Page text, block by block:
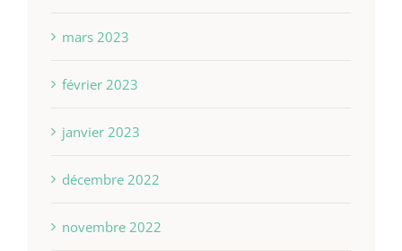
mars 2023
février 2023
janvier 2023
décembre 2022
novembre 2022